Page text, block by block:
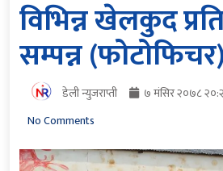
विभिन्न खेलकुद
सम्पन्न (फोटोफिचर)
डेली न्युजराप्ती ७ मंसिर २०७८
No Comments